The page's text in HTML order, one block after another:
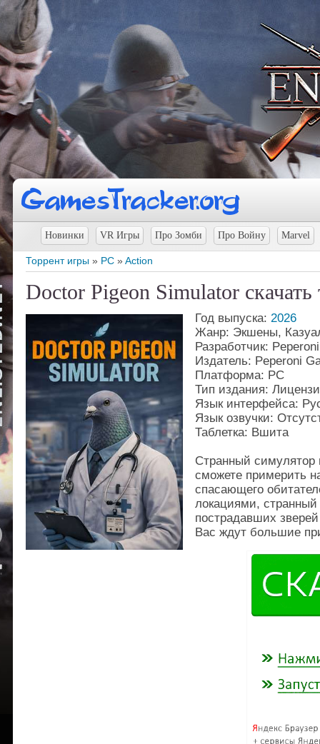
Новинки VR Игры Про Зомби Про Войну Marvel
Торрент игры » PC »Action
Doctor Pigeon Simulator скачать
Год выпуска: 2026
Жанр: Экшены,
Разработчик:
Издатель: Peperoni
Платформа: PC
Тип издания:
Язык интерфейса:
Язык озвучки:
Таблетка: Вшита
Странный симулятор
сможете примерить
спасающего
локациями, странный
пострадавших
Вас ждут большие